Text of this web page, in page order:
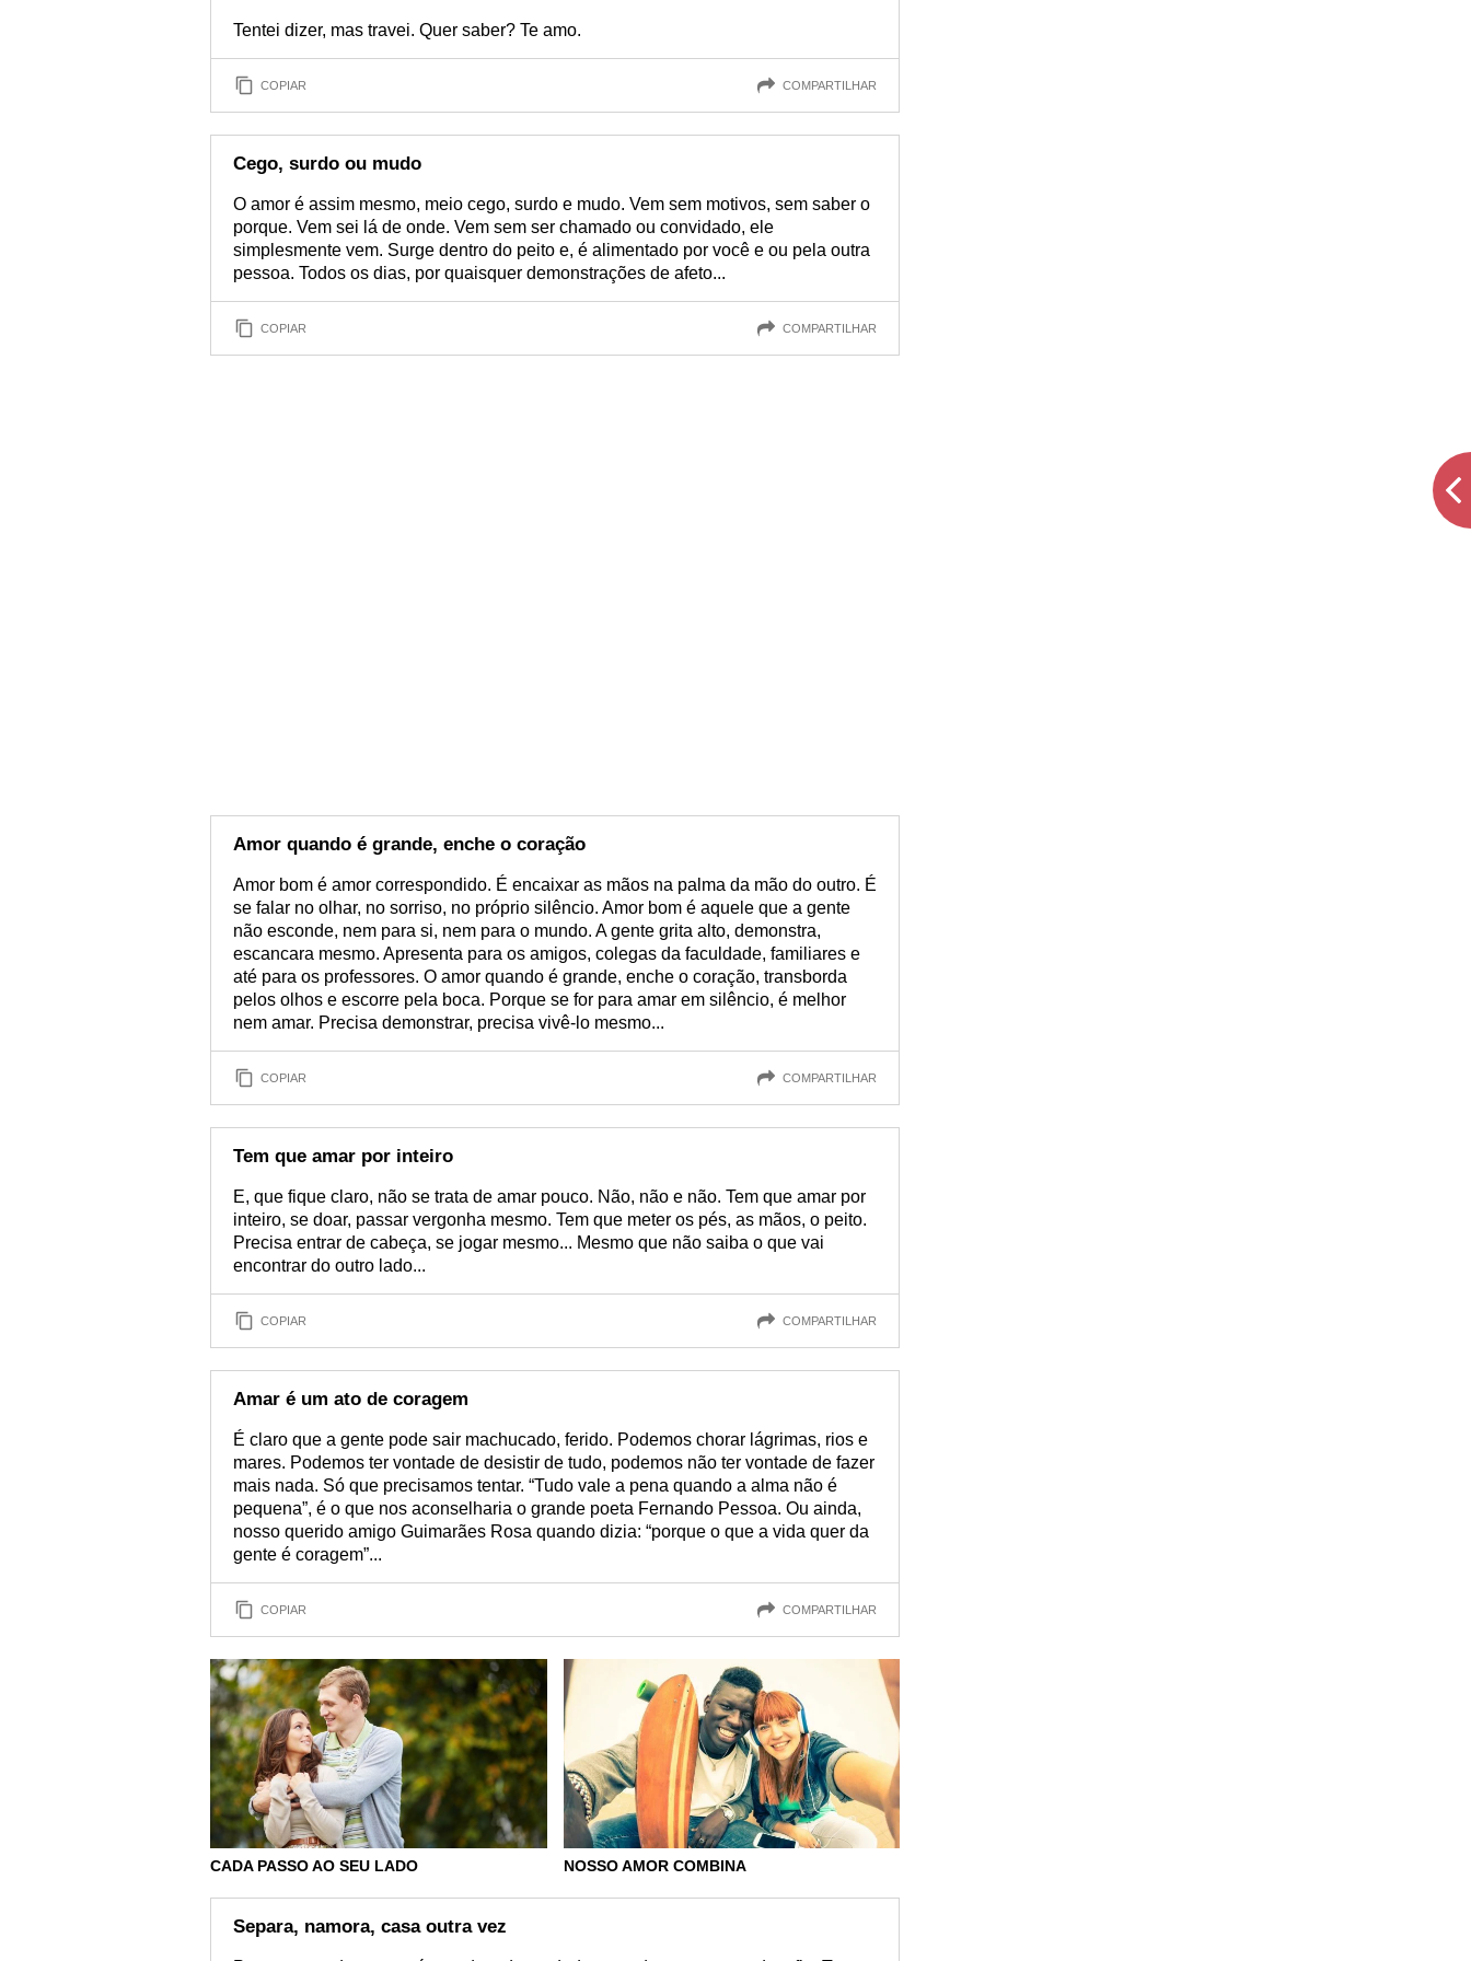
Tentei dizer, mas travei. Quer saber? Te amo.
COPIAR COMPARTILHAR
Cego, surdo ou mudo
O amor é assim mesmo, meio cego, surdo e mudo. Vem sem motivos, sem saber o
porque. Vem sei lá de onde. Vem sem ser chamado ou convidado, ele
simplesmente vem. Surge dentro do peito e, é alimentado por você e ou pela outra
pessoa. Todos os dias, por quaisquer demonstrações de afeto...
COPIAR COMPARTILHAR
Amor quando é grande, enche o coração
Amor bom é amor correspondido. É encaixar as mãos na palma da mão do outro. É
se falar no olhar, no sorriso, no próprio silêncio. Amor bom é aquele que a gente
não esconde, nem para si, nem para o mundo. A gente grita alto, demonstra,
escancara mesmo. Apresenta para os amigos, colegas da faculdade, familiares e
até para os professores. O amor quando é grande, enche o coração, transborda
pelos olhos e escorre pela boca. Porque se for para amar em silêncio, é melhor
nem amar. Precisa demonstrar, precisa vivê-lo mesmo...
COPIAR COMPARTILHAR
Tem que amar por inteiro
E, que fique claro, não se trata de amar pouco. Não, não e não. Tem que amar por
inteiro, se doar, passar vergonha mesmo. Tem que meter os pés, as mãos, o peito.
Precisa entrar de cabeça, se jogar mesmo... Mesmo que não saiba o que vai
encontrar do outro lado...
COPIAR COMPARTILHAR
Amar é um ato de coragem
É claro que a gente pode sair machucado, ferido. Podemos chorar lágrimas, rios e
mares. Podemos ter vontade de desistir de tudo, podemos não ter vontade de fazer
mais nada. Só que precisamos tentar. “Tudo vale a pena quando a alma não é
pequena”, é o que nos aconselharia o grande poeta Fernando Pessoa. Ou ainda,
nosso querido amigo Guimarães Rosa quando dizia: “porque o que a vida quer da
gente é coragem”...
COPIAR COMPARTILHAR
CADA PASSO AO SEU LADO NOSSO AMOR COMBINA
Separa, namora, casa outra vez